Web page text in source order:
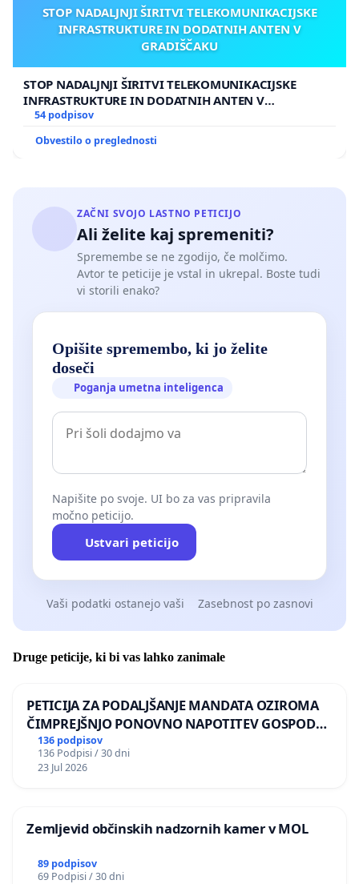
STOP NADALJNJI ŠIRITVI TELEKOMUNIKACIJSKE
INFRASTRUKTURE IN DODATNIH ANTEN V
GRADIŠČAKU
STOP NADALJNJI ŠIRITVI TELEKOMUNIKACIJSKE
INFRASTRUKTURE IN DODATNIH ANTEN V
GRADIŠČAKU
54 podpisov
Obvestilo o preglednosti
ZAČNI SVOJO LASTNO PETICIJO
Ali želite kaj spremeniti?
Spremembe se ne zgodijo, če molčimo.
Avtor te peticije je vstal in ukrepal. Boste tudi
vi storili enako?
Opišite spremembo, ki jo želite
doseči
Poganja umetna inteligenca
Napišite po svoje. UI bo za vas pripravila
močno peticijo.
Ustvari peticijo
Vaši podatki ostanejo vaši Zasebnost po zasnovi
Druge peticije, ki bi vas lahko zanimale
PETICIJA ZA PODALJŠANJE MANDATA OZIROMA
ČIMPREJŠNJO PONOVNO NAPOTITEV GOSPODA
BERNARDA ŠRAJNERJA NA VELEPOSLANIŠTVO
REPUBLIKE SLOVENIJE V MOSKVI
136 podpisov
136 Podpisi / 30 dni
23 Jul 2026
Zemljevid občinskih nadzornih kamer v MOL
89 podpisov
69 Podpisi / 30 dni